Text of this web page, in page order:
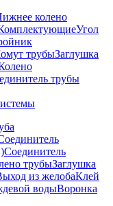
колено
Угол
трубыЗаглушка
трубы
Соединитель
трубыЗаглушка
из желобаКлей
водыВоронка